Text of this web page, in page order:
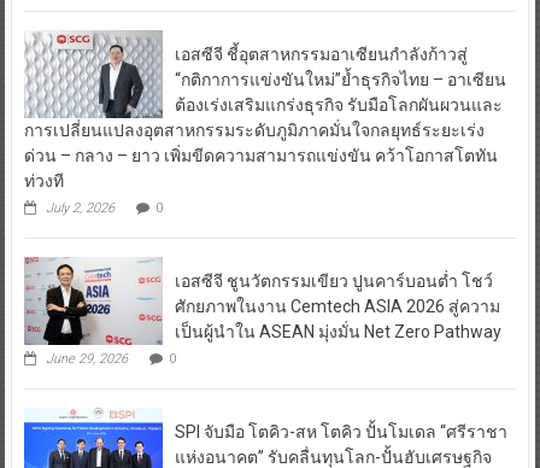
เอสซีจี ชี้อุตสาหกรรมอาเซียนกำลังก้าวสู่
“กติกาการแข่งขันใหม่”ย้ำธุรกิจไทย – อาเซียน
ต้องเร่งเสริมแกร่งธุรกิจ รับมือโลกผันผวนและ
การเปลี่ยนแปลงอุตสาหกรรมระดับภูมิภาคมั่นใจกลยุทธ์ระยะเร่ง
ด่วน – กลาง – ยาว เพิ่มขีดความสามารถแข่งขัน คว้าโอกาสโตทัน
ท่วงที
July 2, 2026 0
เอสซีจี ชูนวัตกรรมเขียว ปูนคาร์บอนต่ำ โชว์
ศักยภาพในงาน Cemtech ASIA 2026 สู่ความ
เป็นผู้นำใน ASEAN มุ่งมั่น Net Zero Pathway
June 29, 2026 0
SPI จับมือ โตคิว-สห โตคิว ปั้นโมเดล “ศรีราชา
แห่งอนาคต” รับคลื่นทุนโลก-ปั้นฮับเศรษฐกิจ